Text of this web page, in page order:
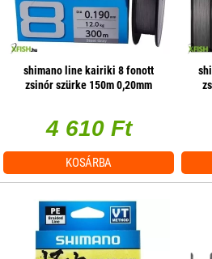
shimano line kairiki 8 fonott
zsinór szürke 150m 0,20mm
4 610 Ft
KOSÁRBA